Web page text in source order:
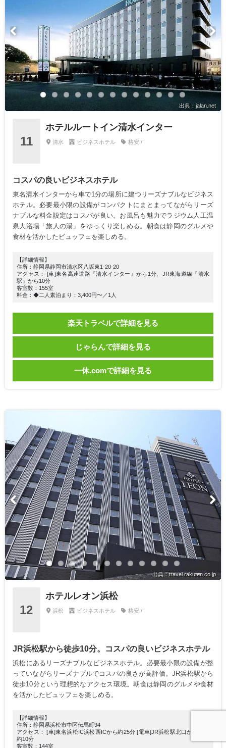
出典：jalan.net
11
ホテルルートイン清水インター
清水 ビジネスホテル 格安 /
コスパの良いビジネスホテル
東名清水インターから車で1分の場所に建つリーズナブルなビジネス
ホテル。必要最小限の設備がコンパクトにまとまってながらリーズ
ナブルな料金設定はコスパが良い。お風呂も魅力でラジウム人工温
泉大浴場「旅人の湯」をゆっくり楽しめる。朝食は静岡のグルメや
食材を活かしたビュッフェを楽しめる。
【詳細情報】
住所：静岡県静岡市清水区八坂東1-20-20
アクセス： [車]東名高速道路『清水インター』から1分、JR東海道線『清水
駅』から10分
客室数：155室
料金：◆二人素泊まり：3,400円〜／1人
楽天トラベルで詳細を見る
じゃらんで詳細を見る
一休.comで詳細を見る
出典：travel.rakuten.co.jp
12
ホテルレオン浜松
浜松 ビジネスホテル 格安 /
JR浜松駅から徒歩10分。コスパの良いビジネスホテル
浜松にあるリーズナブルなビジネスホテル。必要最小限の設備が整
っていながらリーズナブルでコスパの良さが高評価。JR浜松駅から
徒歩10分という理想的なアクセス環境。朝食は静岡のグルメや食材
を活かしたビュッフェを楽しめる。
【詳細情報】
住所：静岡県浜松市中区伝馬町94
アクセス： [車]東名浜松IC浜松西ICから約25分 [電車]JR浜松駅北口から徒歩
約10分
客室数：144室